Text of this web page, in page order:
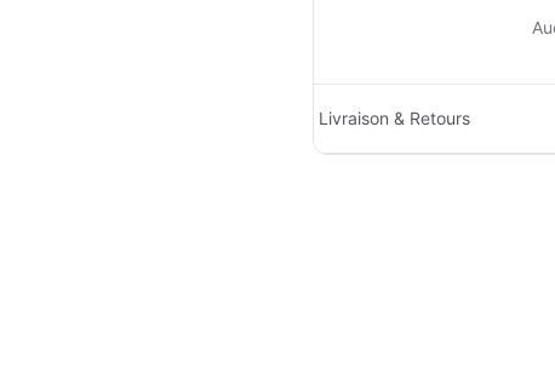
Livraison & Retours